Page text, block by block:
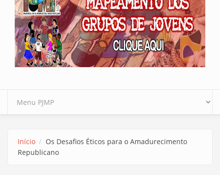
Início
Os Desafios Éticos para o Amadurecimento
Republicano